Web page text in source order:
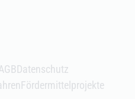
Link)
Link)
(Öffnet externen Link)
(Öffnet externen Link)
Spotify (Öffnet externen Link)
Datenschutz
Fördermittelprojekte